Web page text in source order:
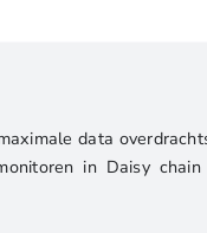
data
in Daisy